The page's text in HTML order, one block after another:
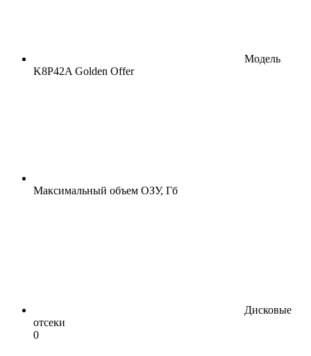
Модель
K8P42A Golden Offer
Максимальный объем ОЗУ, Гб
Дисковые
отсеки
0